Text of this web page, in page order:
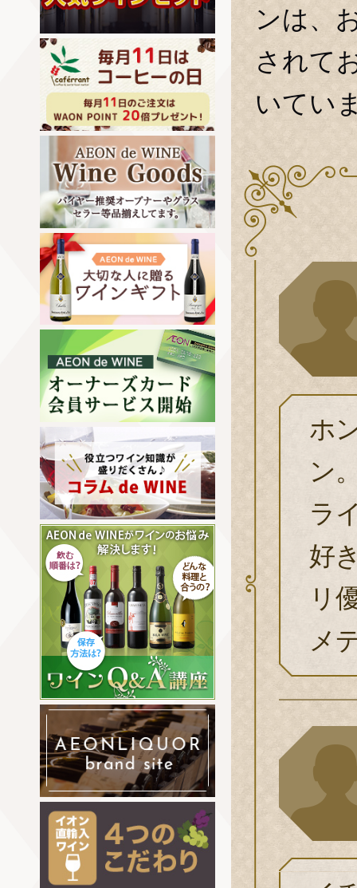
ンは、
されて
いてい
ホ
ン
ラ
好
リ
メ